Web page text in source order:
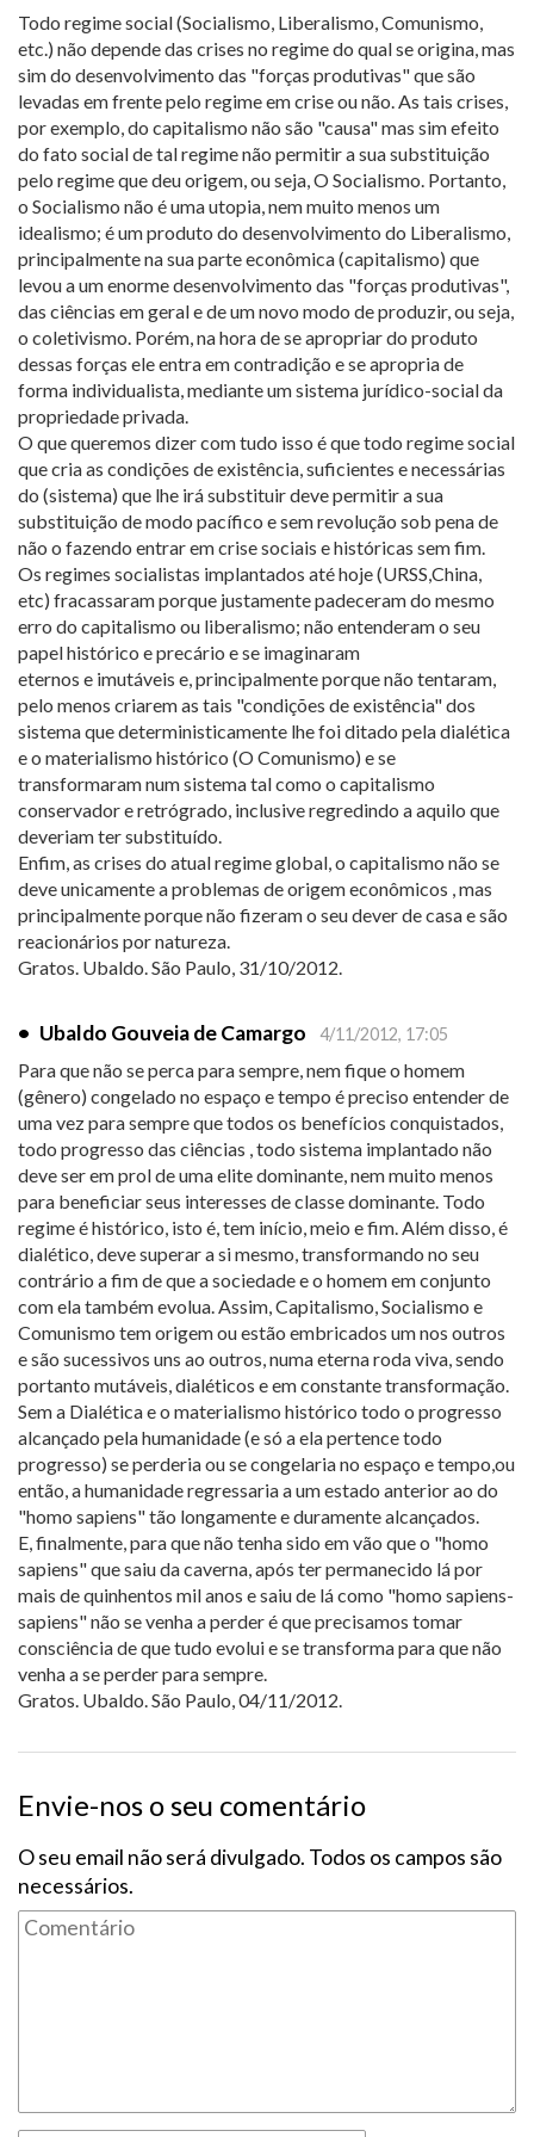
Todo regime social (Socialismo, Liberalismo, Comunismo,
etc.) não depende das crises no regime do qual se origina, mas
sim do desenvolvimento das "forças produtivas" que são
levadas em frente pelo regime em crise ou não. As tais crises,
por exemplo, do capitalismo não são "causa" mas sim efeito
do fato social de tal regime não permitir a sua substituição
pelo regime que deu origem, ou seja, O Socialismo. Portanto,
o Socialismo não é uma utopia, nem muito menos um
idealismo; é um produto do desenvolvimento do Liberalismo,
principalmente na sua parte econômica (capitalismo) que
levou a um enorme desenvolvimento das "forças produtivas",
das ciências em geral e de um novo modo de produzir, ou seja,
o coletivismo. Porém, na hora de se apropriar do produto
dessas forças ele entra em contradição e se apropria de
forma individualista, mediante um sistema jurídico-social da
propriedade privada.
O que queremos dizer com tudo isso é que todo regime social
que cria as condições de existência, suficientes e necessárias
do (sistema) que lhe irá substituir deve permitir a sua
substituição de modo pacífico e sem revolução sob pena de
não o fazendo entrar em crise sociais e históricas sem fim.
Os regimes socialistas implantados até hoje (URSS,China,
etc) fracassaram porque justamente padeceram do mesmo
erro do capitalismo ou liberalismo; não entenderam o seu
papel histórico e precário e se imaginaram
eternos e imutáveis e, principalmente porque não tentaram,
pelo menos criarem as tais "condições de existência" dos
sistema que deterministicamente lhe foi ditado pela dialética
e o materialismo histórico (O Comunismo) e se
transformaram num sistema tal como o capitalismo
conservador e retrógrado, inclusive regredindo a aquilo que
deveriam ter substituído.
Enfim, as crises do atual regime global, o capitalismo não se
deve unicamente a problemas de origem econômicos , mas
principalmente porque não fizeram o seu dever de casa e são
reacionários por natureza.
Gratos. Ubaldo. São Paulo, 31/10/2012.
• Ubaldo Gouveia de Camargo 4/11/2012, 17:05
Para que não se perca para sempre, nem fique o homem
(gênero) congelado no espaço e tempo é preciso entender de
uma vez para sempre que todos os benefícios conquistados,
todo progresso das ciências , todo sistema implantado não
deve ser em prol de uma elite dominante, nem muito menos
para beneficiar seus interesses de classe dominante. Todo
regime é histórico, isto é, tem início, meio e fim. Além disso, é
dialético, deve superar a si mesmo, transformando no seu
contrário a fim de que a sociedade e o homem em conjunto
com ela também evolua. Assim, Capitalismo, Socialismo e
Comunismo tem origem ou estão embricados um nos outros
e são sucessivos uns ao outros, numa eterna roda viva, sendo
portanto mutáveis, dialéticos e em constante transformação.
Sem a Dialética e o materialismo histórico todo o progresso
alcançado pela humanidade (e só a ela pertence todo
progresso) se perderia ou se congelaria no espaço e tempo,ou
então, a humanidade regressaria a um estado anterior ao do
"homo sapiens" tão longamente e duramente alcançados.
E, finalmente, para que não tenha sido em vão que o "homo
sapiens" que saiu da caverna, após ter permanecido lá por
mais de quinhentos mil anos e saiu de lá como "homo sapiens-
sapiens" não se venha a perder é que precisamos tomar
consciência de que tudo evolui e se transforma para que não
venha a se perder para sempre.
Gratos. Ubaldo. São Paulo, 04/11/2012.
Envie-nos o seu comentário
O seu email não será divulgado. Todos os campos são
necessários.